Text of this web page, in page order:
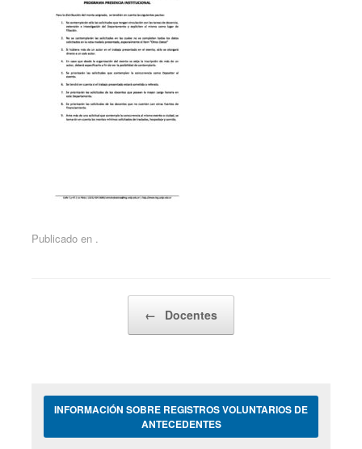
Publicado en .
← Docentes
INFORMACIÓN SOBRE REGISTROS VOLUNTARIOS DE
ANTECEDENTES